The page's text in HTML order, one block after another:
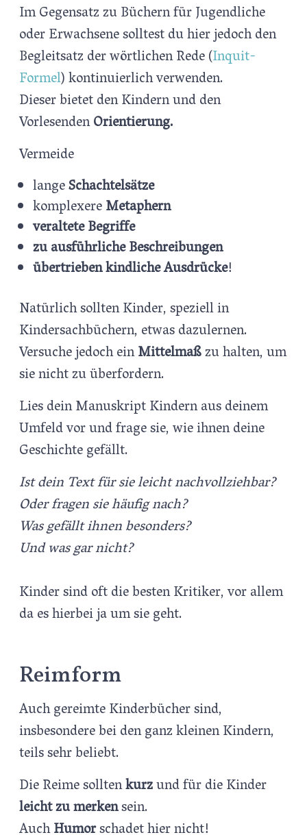
Im Gegensatz zu Büchern für Jugendliche
oder Erwachsene solltest du hier jedoch den
Begleitsatz der wörtlichen Rede (Inquit-
Formel) kontinuierlich verwenden.
Dieser bietet den Kindern und den
VorlesendenOrientierung.
Vermeide
langeSchachtelsätze
komplexereMetaphern
veraltete Begriffe
zu ausführliche Beschreibungen
übertrieben kindliche Ausdrücke!
Natürlich sollten Kinder, speziell in
Kindersachbüchern, etwas dazulernen.
Versuche jedoch einMittelmaßzu halten, um
sie nicht zu überfordern.
Lies dein Manuskript Kindern aus deinem
Umfeld vor und frage sie, wie ihnen deine
Geschichte gefällt.
Ist dein Text für sie leicht nachvollziehbar?
Oder fragen sie häufig nach?
Was gefällt ihnen besonders?
Und was gar nicht?
Kinder sind oft die besten Kritiker, vor allem
da es hierbei ja um sie geht.
Reimform
Auch gereimte Kinderbücher sind,
insbesondere bei den ganz kleinen Kindern,
teils sehr beliebt.
Die Reime solltenkurzund für die Kinder
leicht zu merkensein.